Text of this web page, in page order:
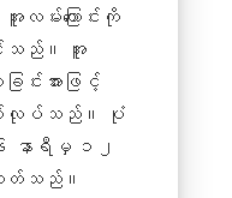
မ်းကြောင်းကို
သည်။ အူ
င်းအားဖြင့်
လုပ်လုပ်သည်။ ပုံ
၆ နာရီမှ ၁၂
တတ်သည်။